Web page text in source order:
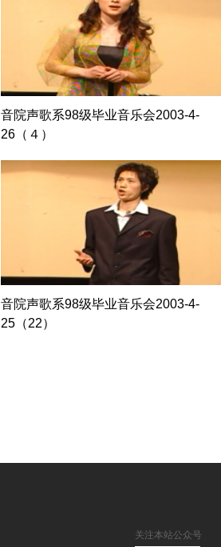
音院声歌系98级毕业音乐会2003-4-
26（４）
音院声歌系98级毕业音乐会2003-4-
25（22）
关注本站公众号